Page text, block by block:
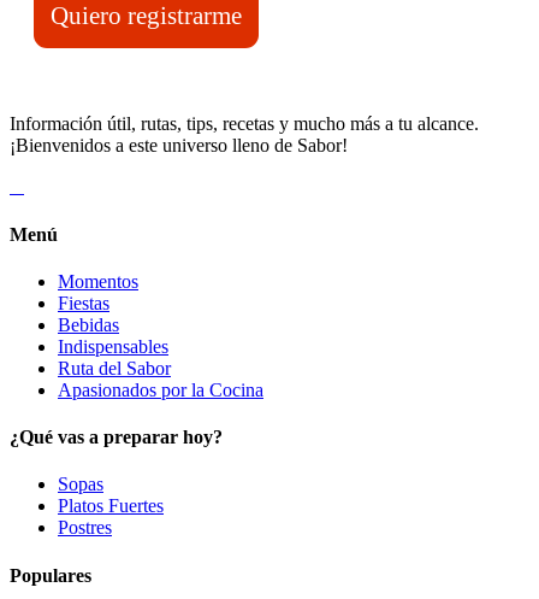
Quiero registrarme
Información útil, rutas, tips, recetas y mucho más a tu alcance.
¡Bienvenidos a este universo lleno de Sabor!
Menú
Momentos
Fiestas
Bebidas
Indispensables
Ruta del Sabor
Apasionados por la Cocina
¿Qué vas a preparar hoy?
Sopas
Platos Fuertes
Postres
Populares